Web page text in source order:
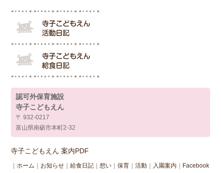
認可外保育施設
寺子こどもえん
〒 932-0217
富山県南砺市本町2-32
寺子こどもえん 案内PDF
｜ ホーム ｜ お知らせ ｜給食日記 ｜想い ｜保育 ｜活動 ｜ 入園案内 ｜ Facebook